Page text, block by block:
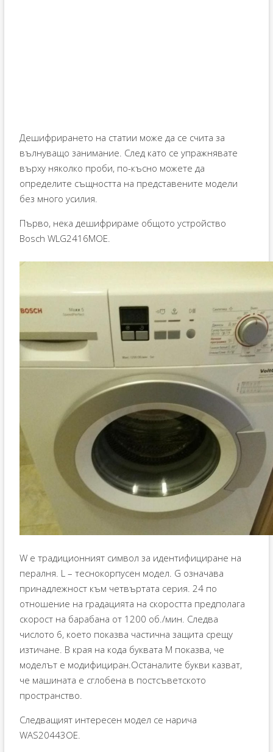
Дешифрирането на статии може да се счита за
вълнуващо занимание. След като се упражнявате
върху няколко проби, по-късно можете да
определите същността на представените модели
без много усилия.
Първо, нека дешифрираме общото устройство
Bosch WLG2416MOE.
W е традиционният символ за идентифициране на
пералня. L – теснокорпусен модел. G означава
принадлежност към четвъртата серия. 24 по
отношение на градацията на скоростта предполага
скорост на барабана от 1200 об./мин. Следва
числото 6, което показва частична защита срещу
изтичане. В края на кода буквата M показва, че
моделът е модифициран.Останалите букви казват,
че машината е сглобена в постсъветското
пространство.
Следващият интересен модел се нарича
WAS20443OE.